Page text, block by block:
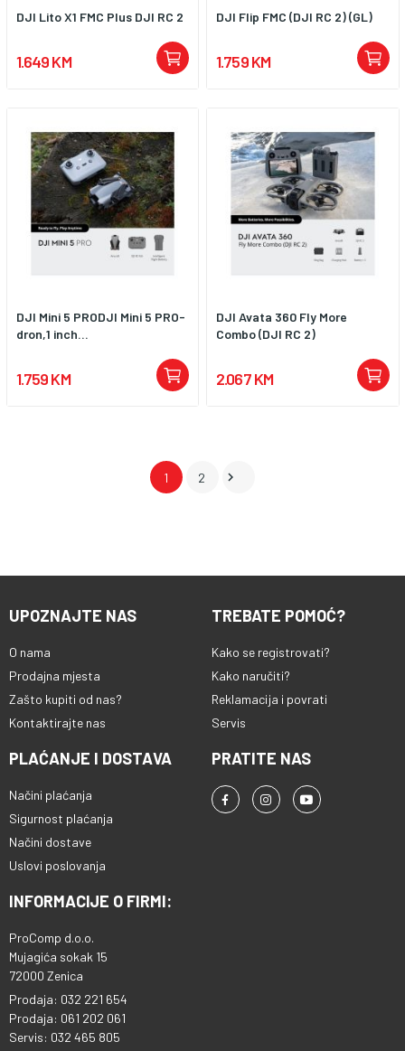
DJI Lito X1 FMC Plus DJI RC 2
1.649 KM
DJI Flip FMC (DJI RC 2) (GL)
1.759 KM
DJI Mini 5 PRODJI Mini 5 PRO-
dron,1 inch...
1.759 KM
DJI Avata 360 Fly More
Combo (DJI RC 2)
2.067 KM
1 2 
UPOZNAJTE NAS
O nama
Prodajna mjesta
Zašto kupiti od nas?
Kontaktirajte nas
TREBATE POMOĆ?
Kako se registrovati?
Kako naručiti?
Reklamacija i povrati
Servis
PLAĆANJE I DOSTAVA
Načini plaćanja
Sigurnost plaćanja
Načini dostave
Uslovi poslovanja
PRATITE NAS
INFORMACIJE O FIRMI:
ProComp d.o.o.
Mujagića sokak 15
72000 Zenica
Prodaja: 032 221 654
Prodaja: 061 202 061
Servis: 032 465 805